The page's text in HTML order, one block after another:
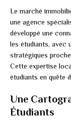
Le marché
une agence
développé une
les étudiants, avec
stratégiques
Cette expertise
étudiants en quête
Une
Étudiants